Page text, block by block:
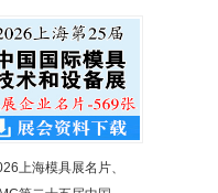
上海模具展名片、